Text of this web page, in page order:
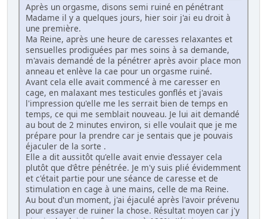
Après un orgasme, disons semi ruiné en pénétrant
Madame il y a quelques jours, hier soir j'ai eu droit à
une première.
Ma Reine, après une heure de caresses relaxantes et
sensuelles prodiguées par mes soins à sa demande,
m'avais demandé de la pénétrer après avoir place mon
anneau et enlève la cae pour un orgasme ruiné.
Avant cela elle avait commencé à me caresser en
cage, en malaxant mes testicules gonflés et j'avais
l'impression qu'elle me les serrait bien de temps en
temps, ce qui me semblait nouveau. Je lui ait demandé
au bout de 2 minutes environ, si elle voulait que je me
prépare pour la prendre car je sentais que je pouvais
éjaculer de la sorte .
Elle a dit aussitôt qu'elle avait envie d'essayer cela
plutôt que d'être pénétrée. Je m'y suis plié évidemment
et c'était partie pour une séance de caresse et de
stimulation en cage à une mains, celle de ma Reine.
Au bout d'un moment, j'ai éjaculé après l'avoir prévenu
pour essayer de ruiner la chose. Résultat moyen car j'y